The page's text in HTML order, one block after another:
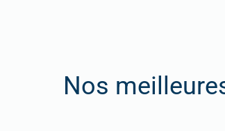
Nos